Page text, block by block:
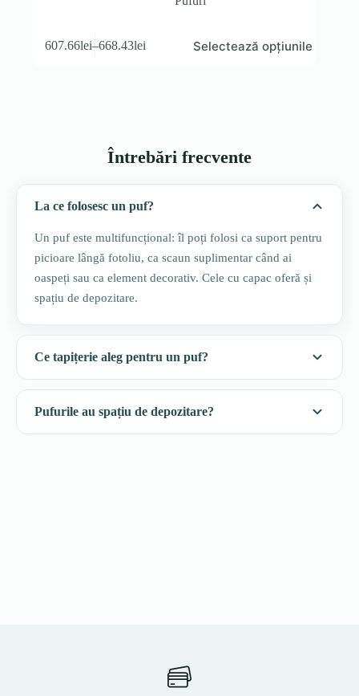
607.66lei–668.43lei
Interval
Selectează opțiunile
produs
produsului.
Întrebări frecvente
La ce folosesc un puf?
Un puf este multifuncțional: îl poți folosi ca suport pentru
picioare lângă fotoliu, ca scaun suplimentar când ai
oaspeți sau ca element decorativ. Cele cu capac oferă și
spațiu de depozitare.
Ce tapițerie aleg pentru un puf?
Pufurile au spațiu de depozitare?